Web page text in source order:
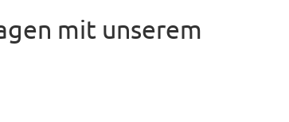
mit unserem